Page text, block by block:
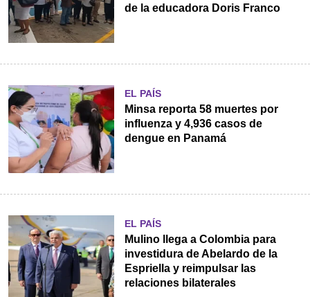
de la educadora Doris Franco
EL PAÍS
Minsa reporta 58 muertes por
influenza y 4,936 casos de
dengue en Panamá
EL PAÍS
Mulino llega a Colombia para
investidura de Abelardo de la
Espriella y reimpulsar las
relaciones bilaterales